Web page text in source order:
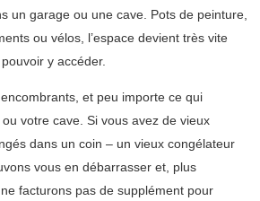
un garage ou une cave. Pots de peinture,
ou vélos, l’espace devient très vite
y accéder.
et peu importe ce qui
votre cave. Si vous avez de vieux
dans un coin – un vieux congélateur
vous en débarrasser et, plus
facturons pas de supplément pour